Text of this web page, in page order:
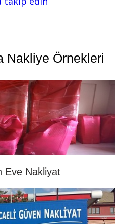
Nakliye Örnekleri
Eve Nakliyat